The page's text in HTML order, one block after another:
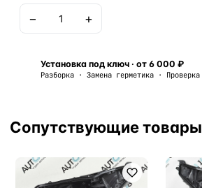
− +
Установка под ключ · от 6 000 ₽
Разборка · Замена герметика · Проверка
Сопутствующие товары